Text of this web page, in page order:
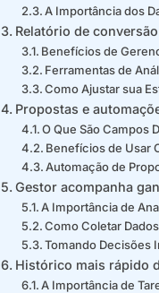
A Importância dos
Relatório de
Benefícios de
Ferramentas de
Como Ajustar sua
Propostas e
O Que São Campos
Benefícios de Usar
Automação de
Gestor acompanha
A Importância de
Como Coletar
Tomando Decisões
Histórico mais rápido
A Importância de